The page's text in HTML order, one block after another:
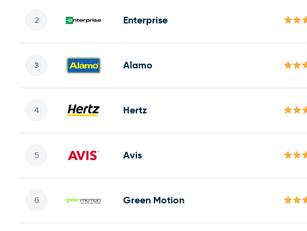
Enterprise
Alamo
Hertz
Avis
Green Motion